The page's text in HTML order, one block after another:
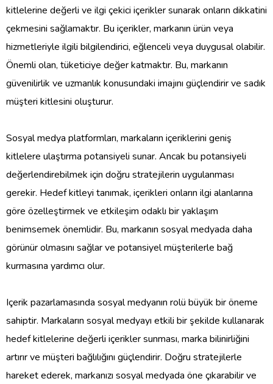
kitlelerine değerli ve ilgi çekici içerikler sunarak onların dikkatini
çekmesini sağlamaktır. Bu içerikler, markanın ürün veya
hizmetleriyle ilgili bilgilendirici, eğlenceli veya duygusal olabilir.
Önemli olan, tüketiciye değer katmaktır. Bu, markanın
güvenilirlik ve uzmanlık konusundaki imajını güçlendirir ve sadık
müşteri kitlesini oluşturur.
Sosyal medya platformları, markaların içeriklerini geniş
kitlelere ulaştırma potansiyeli sunar. Ancak bu potansiyeli
değerlendirebilmek için doğru stratejilerin uygulanması
gerekir. Hedef kitleyi tanımak, içerikleri onların ilgi alanlarına
göre özelleştirmek ve etkileşim odaklı bir yaklaşım
benimsemek önemlidir. Bu, markanın sosyal medyada daha
görünür olmasını sağlar ve potansiyel müşterilerle bağ
kurmasına yardımcı olur.
Içerik pazarlamasında sosyal medyanın rolü büyük bir öneme
sahiptir. Markaların sosyal medyayı etkili bir şekilde kullanarak
hedef kitlelerine değerli içerikler sunması, marka bilinirliğini
artırır ve müşteri bağlılığını güçlendirir. Doğru stratejilerle
hareket ederek, markanızı sosyal medyada öne çıkarabilir ve